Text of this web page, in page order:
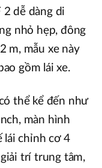
2 dễ dàng di
nhỏ hẹp, đông
m, mẫu xe này
gồm lái xe.
thể kể đến như
màn hình
lái chỉnh cơ 4
trí trung tâm,